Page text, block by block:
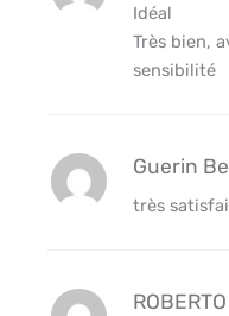
Idéal
Très bien,
sensibilité
Guerin
très